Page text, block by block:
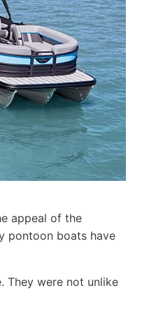
appeal of the
pontoon boats have
They were not unlike